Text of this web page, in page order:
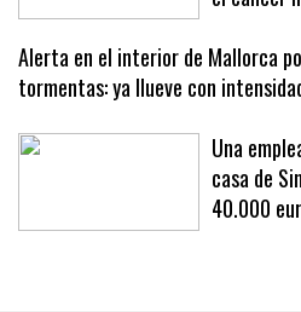
Alerta en el interior de Mallorca
tormentas: ya llueve con
Una
casa de
40.000